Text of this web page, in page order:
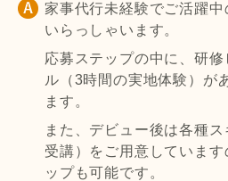
家事代行未経験でご活躍
いらっしゃいます。
応募ステップの中に、研
ル（3時間の実地体験）が
ます。
また、デビュー後は各種
受講）をご用意していま
ップも可能です。